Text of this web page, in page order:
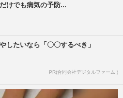
けでも病気の予防...
したいなら「〇〇するべき」
PR(合同会社デジタルファーム )